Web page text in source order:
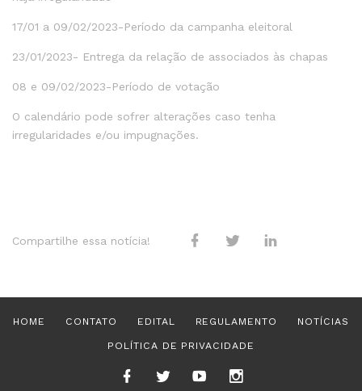
17/01 a 09/02/2023-Período da campanha eleitoral
23/01/2023- Entrega da relação de associados às chapas
08 e 09/02/2023-Período de votação
O calendário pode sofrer alterações caso tenha
irregularidades e/ou impugnações.
Compartilhe essa notícia!
HOME CONTATO EDITAL REGULAMENTO NOTÍCIAS
POLÍTICA DE PRIVACIDADE